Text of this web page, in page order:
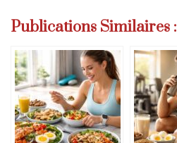
Publications Similaires :